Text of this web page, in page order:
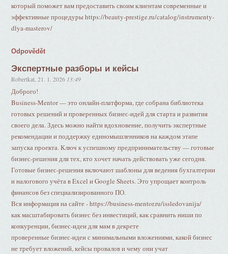
который поможет вам предоставить своим клиентам современные и
эффективные процедуры https://beauty-prestige.ru/catalog/instrumenty-
dlya-masterov/
Odpovědět
Экспертные разборы и кейсы
Robertkat ,21. 1. 2026 13:49
Доброго!
Business-Mentor — это онлайн-платформа, где собрана библиотека
готовых решений и проверенных бизнес-идей для старта и развития
своего дела. Здесь можно найти вдохновение, получить экспертные
рекомендации и поддержку единомышленников на каждом этапе
запуска проекта. Ключ к успешному предпринимательству — готовые
бизнес-решения для тех, кто хочет начать действовать уже сегодня.
Готовые бизнес-решения включают шаблоны для ведения бухгалтерии
и налогового учёта в Excel и Google Sheets. Это упрощает контроль
финансов без специализированного ПО.
Вся информация на сайте - https://business-mentor.ru/issledovanija/
как масштабировать бизнес без инвестиций, как сравнить ниши по
конкуренции, бизнес-идеи для мам в декрете
проверенные бизнес-идеи с минимальными вложениями, какой бизнес
не требует вложений, кейсы провалов и чему они учат